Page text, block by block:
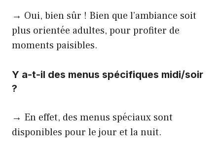
→ Oui, bien sûr ! Bien que l’ambiance soit
plus orientée adultes, pour profiter de
moments paisibles.
Y a-t-il des menus spécifiques midi/soir
?
→ En effet, des menus spéciaux sont
disponibles pour le jour et la nuit.